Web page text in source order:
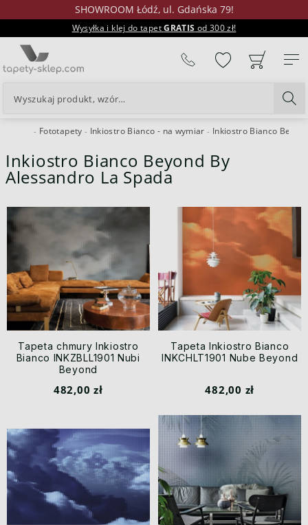
SHOWROOM Łódź, ul. Gdańska 79!
Wysyłka i klej do tapetGRATIS od 300 zł!
24H Fototapety Inkiostro Bianco - na wymiar Inkiostro Bianco
Inkiostro Bianco Beyond By
Alessandro La Spada
Tapeta chmury Inkiostro
Bianco INKZBLL1901 Nubi
Beyond
482,00 zł
Tapeta Inkiostro Bianco
INKCHLT1901 Nube Beyond
482,00 zł